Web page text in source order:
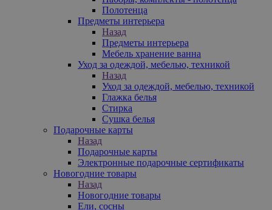
Полотенца
Предметы интерьера
Назад
Предметы интерьера
Мебель хранение ванна
Уход за одеждой, мебелью, техникой
Назад
Уход за одеждой, мебелью, техникой
Глажка белья
Стирка
Сушка белья
Подарочные карты
Назад
Подарочные карты
Электронные подарочные сертификаты
Новогодние товары
Назад
Новогодние товары
Ели, сосны